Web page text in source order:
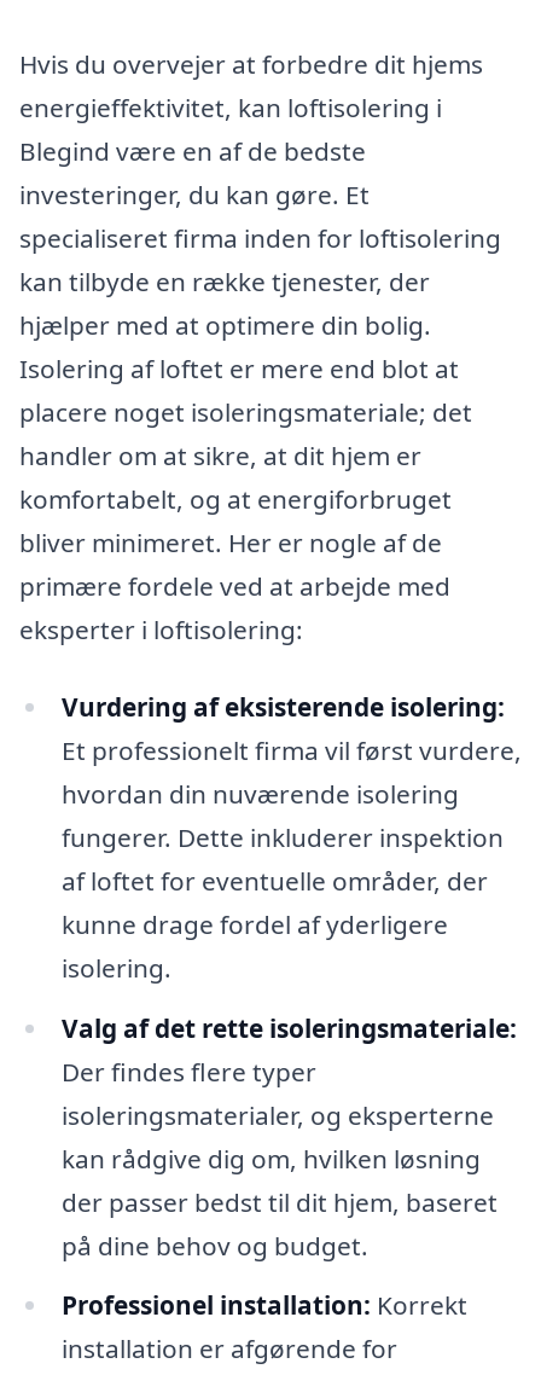
Hvis du overvejer at forbedre dit hjems
energieffektivitet, kan loftisolering i
Blegind være en af de bedste
investeringer, du kan gøre. Et
specialiseret firma inden for loftisolering
kan tilbyde en række tjenester, der
hjælper med at optimere din bolig.
Isolering af loftet er mere end blot at
placere noget isoleringsmateriale; det
handler om at sikre, at dit hjem er
komfortabelt, og at energiforbruget
bliver minimeret. Her er nogle af de
primære fordele ved at arbejde med
eksperter i loftisolering:
Vurdering af eksisterende isolering:
Et professionelt firma vil først vurdere,
hvordan din nuværende isolering
fungerer. Dette inkluderer inspektion
af loftet for eventuelle områder, der
kunne drage fordel af yderligere
isolering.
Valg af det rette isoleringsmateriale:
Der findes flere typer
isoleringsmaterialer, og eksperterne
kan rådgive dig om, hvilken løsning
der passer bedst til dit hjem, baseret
på dine behov og budget.
Professionel installation: Korrekt
installation er afgørende for